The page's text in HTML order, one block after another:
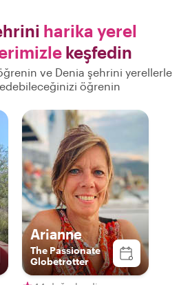
harika yerel
keşfedin
ve Denia şehrini yerellerle
öğrenin
Arianne
The Passionate
Globetrotter